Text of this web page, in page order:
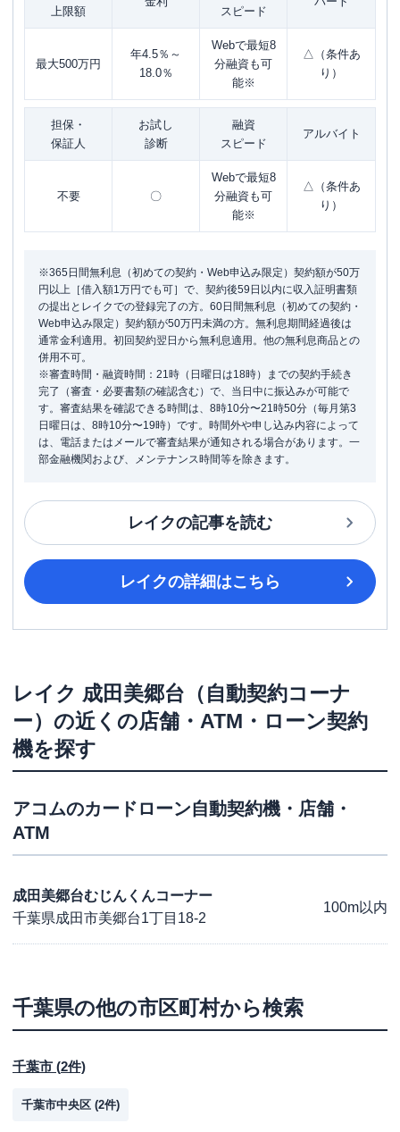
上限額 スピード
最大500万円
年4.5％～
18.0％
Webで最短8
分融資も可
能※
△（条件あ
り）
担保・
保証人
お試し
診断
融資
スピード
アルバイト
不要 〇
Webで最短8
分融資も可
能※
△（条件あ
り）
※365日間無利息（初めての契約・Web申込み限定）契約額が50万
円以上［借入額1万円でも可］で、契約後59日以内に収入証明書類
の提出とレイクでの登録完了の方。60日間無利息（初めての契約・
Web申込み限定）契約額が50万円未満の方。無利息期間経過後は
通常金利適用。初回契約翌日から無利息適用。他の無利息商品との
併用不可。
※審査時間・融資時間：21時（日曜日は18時）までの契約手続き
完了（審査・必要書類の確認含む）で、当日中に振込みが可能で
す。審査結果を確認できる時間は、8時10分〜21時50分（毎月第3
日曜日は、8時10分〜19時）です。時間外や申し込み内容によって
は、電話またはメールで審査結果が通知される場合があります。一
部金融機関および、メンテナンス時間等を除きます。
レイクの記事を読む
レイクの詳細はこちら
レイク 成田美郷台（自動契約コーナ
ー） の近くの店舗・ATM・ローン契約
機を探す
アコムのカードローン自動契約機・店舗・
ATM
成田美郷台むじんくんコーナー
千葉県成田市美郷台1丁目18-2
100m以内
千葉県の他の市区町村から検索
千葉市 (2件)
千葉市中央区 (2件)